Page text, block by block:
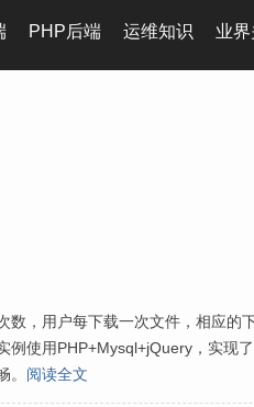
PHP后端 运维知识 业
数，用户每下载一次文件，相应的
例使用PHP+Mysql+jQuery，实现
阅读全文